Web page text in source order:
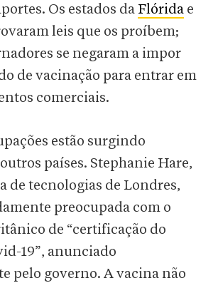
Os estados da Flórida e
leis que os proíbem;
se negaram a impor
de vacinação para entrar em
comerciais.
estão surgindo
países. Stephanie Hare,
de tecnologias de Londres,
preocupada com o
de “certificação do
19”, anunciado
pelo governo. A vacina não